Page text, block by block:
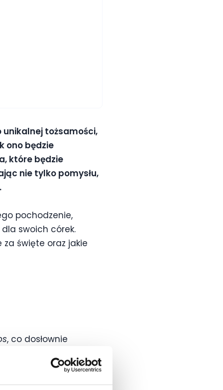
unikalnej tożsamości,
ono będzie
które będzie
nie tylko pomysłu,
pochodzenie,
swoich córek.
święte oraz jakie
, co dosłownie
rodziców, którzy